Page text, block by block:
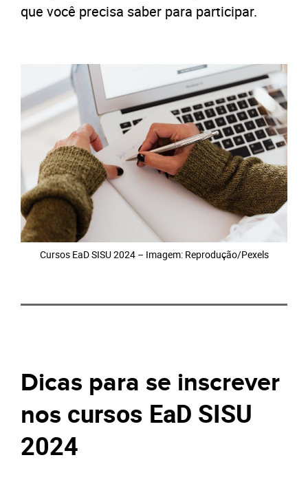
que você precisa saber para participar.
Cursos EaD SISU 2024 – Imagem: Reprodução/Pexels
Dicas para se inscrever
nos cursos EaD SISU
2024